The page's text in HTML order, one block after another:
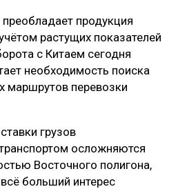
преобладает продукция
растущих показателей
с Китаем сегодня
необходимость поиска
маршрутов перевозки
грузов
осложняются
Восточного полигона,
больший интерес